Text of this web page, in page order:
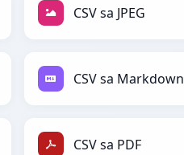
CSV sa JPEG
CSV sa Markdown
CSV sa PDF